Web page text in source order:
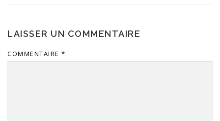
LAISSER UN COMMENTAIRE
COMMENTAIRE *